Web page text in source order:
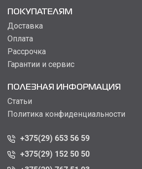
ПОКУПАТЕЛЯМ
Доставка
Оплата
Рассрочка
Гарантии и сервис
ПОЛЕЗНАЯ ИНФОРМАЦИЯ
Статьи
Политика конфиденциальности
+375(29) 653 56 59
+375(29) 152 50 50